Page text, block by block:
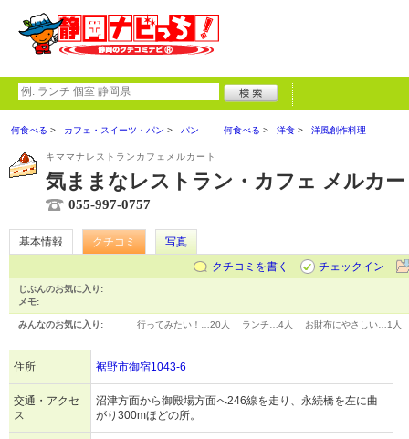
何食べる カフェ・スイーツ・パン パン 何食べる 洋食 洋風創作料理
キママナレストランカフェメルカート
気ままなレストラン・カフェ メルカ
055-997-0757
基本情報 クチコミ
写真
クチコミを書く
チェックイン
じぶんのお気に入り:
メモ:
みんなのお気に入り: 行ってみたい！… 20人 ランチ… 4人 お財布にやさしい… 1人
住所 裾野市御宿1043-6
交通・アクセ
ス
沼津方面から御殿場方面へ246線を走り、永続橋を左に曲
がり300mほどの所。